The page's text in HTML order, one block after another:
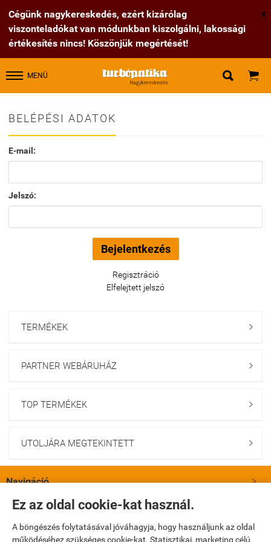
Ez az oldal cookie-kat használ.
A böngészés folytatásával jóváhagyja, hogy használjunk az oldal
működéséhez szükséges cookie-kat. Statisztikai, marketing célú
Cégünk nagykereskedés, ezért kizárólag
viszonteladókat van módunkban kiszolgálni, lakossági
értékesítés nincs! Köszönjük megértését!
X
MENÜ  
BELÉPÉSI ADATOK
E-mail:
Jelszó:
Regisztráció
Elfelejtett jelszó
TERMÉKEK 
PARTNER WEBÁRUHÁZ 
TOP TERMÉKEK 
UTOLJÁRA MEGTEKINTETT 
Navigáció 
Saját fiók